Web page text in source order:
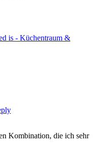
is - Küchentraum &
Kombination, die ich sehr